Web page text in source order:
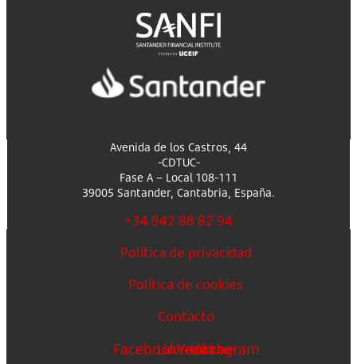
Avenida de los Castros, 44
-CDTUC-
Fase A – Local 108-111
39005 Santander, Cantabria, España.
+34 942 88 82 94
Política de privacidad
Política de cookies
Contacto
FacebookLinkedin
Youtube
Instagram